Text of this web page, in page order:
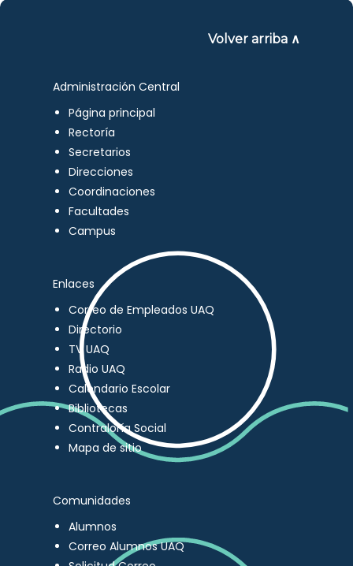
Volver arriba ∧
Administración Central
Página principal
Rectoría
Secretarios
Direcciones
Coordinaciones
Facultades
Campus
Enlaces
Correo de Empleados UAQ
Directorio
TV UAQ
Radio UAQ
Calendario Escolar
Bibliotecas
Contraloría Social
Mapa de sitio
Comunidades
Alumnos
Correo Alumnos UAQ